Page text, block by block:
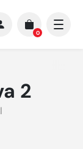
0
2